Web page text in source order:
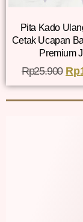
Pita Kado
Cetak Ucapan
Premium
Rp25.900 Rp